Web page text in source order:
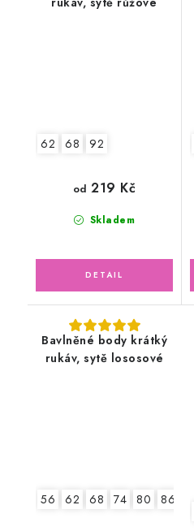
62 68 92
Skladem
od 219 Kč
Bavlněné body krátký
rukáv, sytě lososové
56 62 68 74 80 86